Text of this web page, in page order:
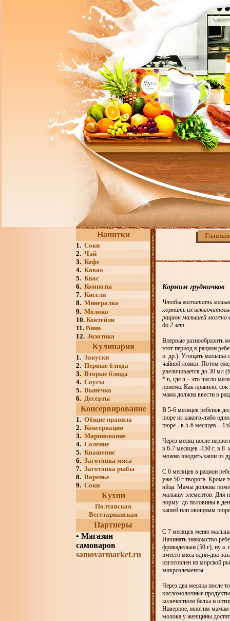
Напитки
1. Соки
2. Чай
3. Кофе
4. Какао
5. Квас
6. Компоты
7. Кисели
8. Минералка
9. Молоко
10. Коктейли
11. Вина
12. Экзотика
Кулинария
1. Закуски
2. Первые блюда
3. Вторые блюда
4. Соусы
5. Выпечка
6. Десерты
Консервирование
1. Общие правила
2. Консервация
3. Маринование
4. Соление
5. Квашение
6. Заготовка мяса
7. Заготовка рыбы
8. Варенье
9. Соки
Кухни
Полтавская
Вегетарианская
Партнеры
• Магазин
самоваров
samovarmarket.ru
Главная
Кормим грудничков
Чтобы воспитать
кормить их
рацион малышей можно
до 2 лет.
Впервые разнообразить
этот период в рацион
и др.). Угощать малыша
чайной ложки. Потом
увеличивается до 30 мл
* n, где n – это число
приема. Как правило, сок
мама должна ввести в
В 5-6 месяцев ребенок
пюре из какого-либо
пюре - в 5-6 месяцев –
Через месяц после
в 6-7 месяцев -150 г, в 8
можно вводить каши из
С 6 месяцев в рацион
уже 50 г творога. Кроме
яйца. Мамы должны
малышу элементов. Для
норму до половины в
кашей или овощным
С 7 месяцев меню
Начинать знакомство
фрикадельки (50 г), ну а
вместо мяса один-два
изготовлен из морской
микроэлементы.
Через два месяца после
кисломолочные
количеством белка и
Наверное, многим мамам
молока у женщины